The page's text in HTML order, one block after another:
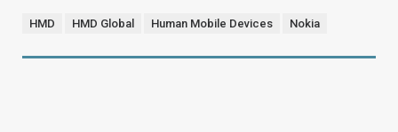
HMD HMD Global Human Mobile Devices Nokia